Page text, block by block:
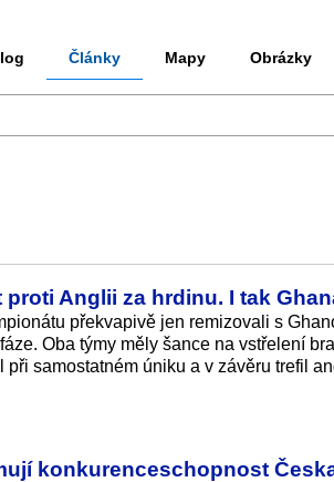
Články Mapy Obrázky
Anglii za hrdinu. I tak
překvapivě jen remizovali s
Oba týmy měly šance na vstřelení
samostatném úniku a v závěru trefil
konkurenceschopnost